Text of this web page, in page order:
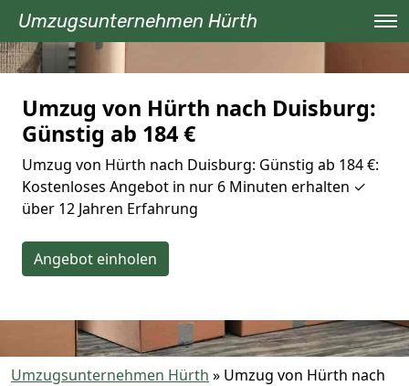
Umzugsunternehmen Hürth
Umzug von Hürth nach Duisburg:
Günstig ab 184 €
Umzug von Hürth nach Duisburg: Günstig ab 184 €:
Kostenloses Angebot in nur 6 Minuten erhalten ✓
über 12 Jahren Erfahrung
Angebot einholen
Umzugsunternehmen Hürth » Umzug von Hürth nach